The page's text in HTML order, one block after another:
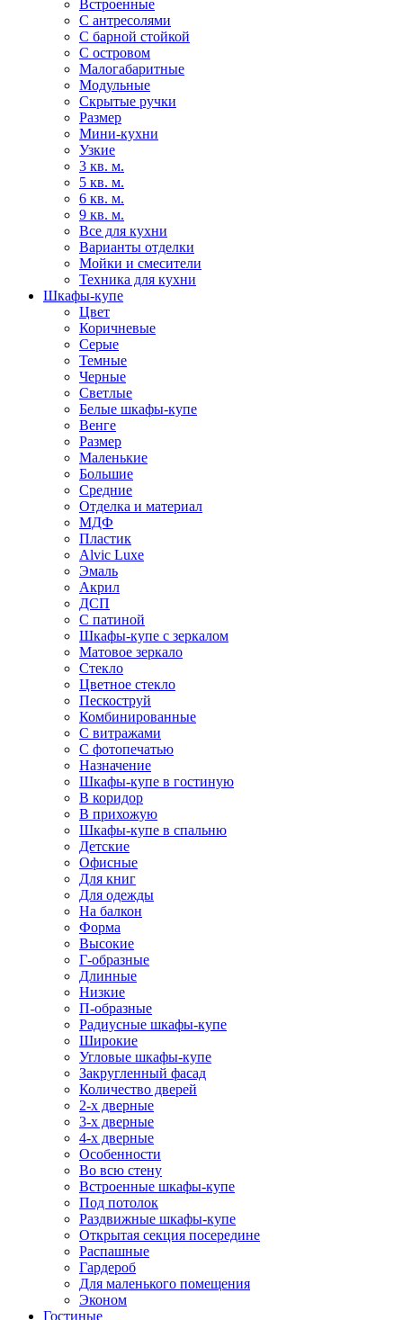
Встроенные
С антресолями
С барной стойкой
С островом
Малогабаритные
Модульные
Скрытые ручки
Размер
Мини-кухни
Узкие
3 кв. м.
5 кв. м.
6 кв. м.
9 кв. м.
Все для кухни
Варианты отделки
Мойки и смесители
Техника для кухни
Шкафы-купе
Цвет
Коричневые
Серые
Темные
Черные
Светлые
Белые шкафы-купе
Венге
Размер
Маленькие
Большие
Средние
Отделка и материал
МДФ
Пластик
Alvic Luxe
Эмаль
Акрил
ДСП
С патиной
Шкафы-купе с зеркалом
Матовое зеркало
Стекло
Цветное стекло
Пескоструй
Комбинированные
С витражами
С фотопечатью
Назначение
Шкафы-купе в гостиную
В коридор
В прихожую
Шкафы-купе в спальню
Детские
Офисные
Для книг
Для одежды
На балкон
Форма
Высокие
Г-образные
Длинные
Низкие
П-образные
Радиусные шкафы-купе
Широкие
Угловые шкафы-купе
Закругленный фасад
Количество дверей
2-х дверные
3-х дверные
4-х дверные
Особенности
Во всю стену
Встроенные шкафы-купе
Под потолок
Раздвижные шкафы-купе
Открытая секция посередине
Распашные
Гардероб
Для маленького помещения
Эконом
Гостиные